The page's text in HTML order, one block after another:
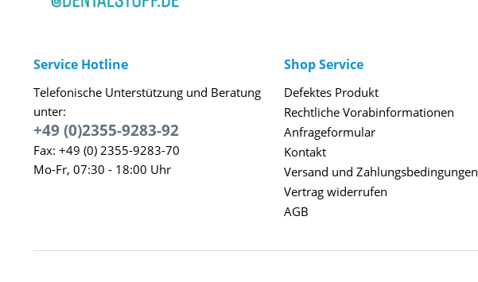
Service Hotline
Telefonische Unterstützung und Beratung
unter:
+49 (0)2355-9283-92
Fax: +49 (0) 2355-9283-70
Mo-Fr, 07:30 - 18:00 Uhr
Shop Service
Defektes Produkt
Rechtliche Vorabinformationen
Anfrageformular
Kontakt
Versand und Zahlungsbedingungen
Vertrag widerrufen
AGB